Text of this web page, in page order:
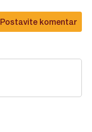
Postavite komentar